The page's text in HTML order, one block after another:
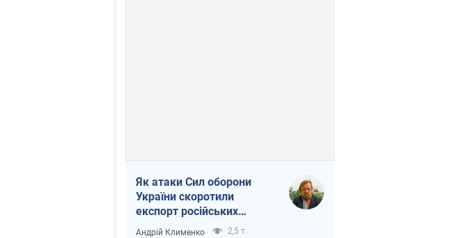
Як атаки Сил оборони
України скоротили
експорт російських
нафтопродуктів
Андрій Клименко 2,5 т.